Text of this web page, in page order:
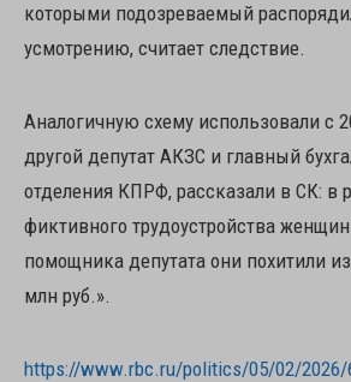
которыми подозреваемый
усмотрению, считает следствие.
Аналогичную схему использовали с
другой депутат АКЗС и главный
отделения КПРФ, рассказали в СК: в
фиктивного трудоустройства
помощника депутата они похитили
млн руб.».
https://www.rbc.ru/politics/05/02/2026/